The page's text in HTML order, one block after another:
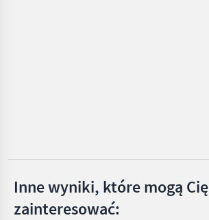
Inne wyniki, które mogą Cię
zainteresować: